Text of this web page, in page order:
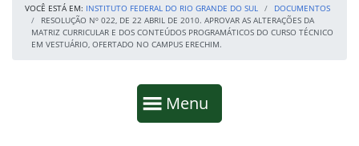
VOCÊ ESTÁ EM: INSTITUTO FEDERAL DO RIO GRANDE DO SUL
DOCUMENTOS
RESOLUÇÃO Nº 022, DE 22 ABRIL DE 2010. APROVAR AS ALTERAÇÕES DA
MATRIZ CURRICULAR E DOS CONTEÚDOS PROGRAMÁTICOS DO CURSO TÉCNICO
EM VESTUÁRIO, OFERTADO NO CAMPUS ERECHIM.
Mostrar
Menu